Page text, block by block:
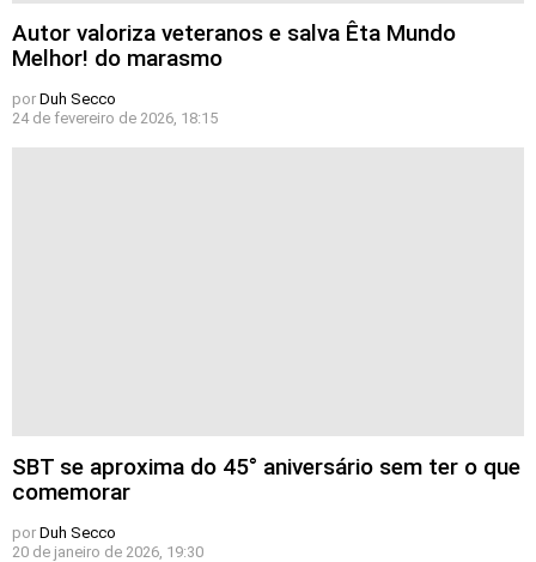
Autor valoriza veteranos e salva Êta Mundo
Melhor! do marasmo
por Duh Secco
24 de fevereiro de 2026, 18:15
SBT se aproxima do 45° aniversário sem ter o que
comemorar
por Duh Secco
20 de janeiro de 2026, 19:30